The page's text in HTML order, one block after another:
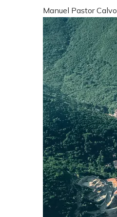
Manuel Pastor Calvo